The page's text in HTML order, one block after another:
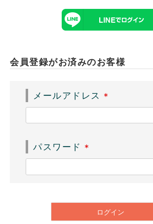
会員登録がお済みのお客様
メールアドレス
(
必
パスワード
(
必
)
ログイン